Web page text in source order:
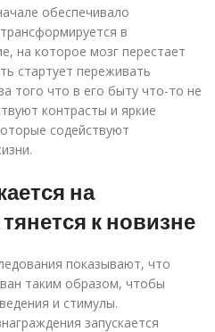
обеспечивало
в
на которое мозг перестает
стартует переживать
того что в его быту что-то не
контрасты и яркие
содействуют
на
к новизне
показывают, что
таким образом, чтобы
и стимулы.
запускается